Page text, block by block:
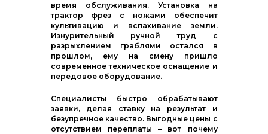
время обслуживания. Установка на
трактор фрез с ножами обеспечит
культивацию и вспахивание земли.
Изнурительный ручной труд с
разрыхлением граблями остался в
прошлом, ему на смену пришло
современное техническое оснащение и
передовое оборудование.
Специалисты быстро обрабатывают
заявки, делая ставку на результат и
безупречное качество. Выгодные цены с
отсутствием переплаты – вот почему